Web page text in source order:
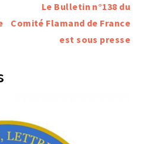
Le Bulletin n°138 du
Comité Flamand de France
est sous presse